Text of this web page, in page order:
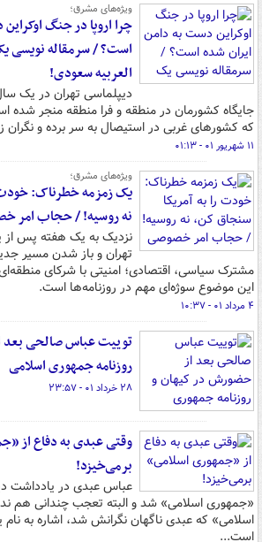
ویژه‌های مشرق؛
چرا اروپا در جنگ
است؟ / سرمقاله نویسی
العربیه سعودی!
دیپلماسی تهران در یک
جایگاه کشورمان در منطقه و فرا منطقه منجر
که کشورهای غربی در استیصال به سر برده و
۱۱ شهریور ۰۱ - ۰۱:۱۳
ویژه‌های مشرق؛
یک زمزمه خطرناک: خودت
نه روسیه! / حجاب امر
نزدیک به یک هفته پس از
تهران و باز شدن مسیر
مشترک سیاسی، اقتصادی؛ امنیتی با شرکای
این موضوع سوژه‌ای مهم در روزنامه‌ها است.
۴ مرداد ۰۱ - ۱۰:۳۷
توییت عباس صالحی
روزنامه جمهوری اسلامی
۲۸ خرداد ۰۱ - ۲۳:۵۷
وقتی عبدی به دفاع از
برمی‌خیزد!
عباس عبدی در یادداشت
«جمهوری اسلامی» شد و البته تعجب چندانی هم
اسلامی» که عبدی ناگهان نگرانش شد، اشاره به
است...